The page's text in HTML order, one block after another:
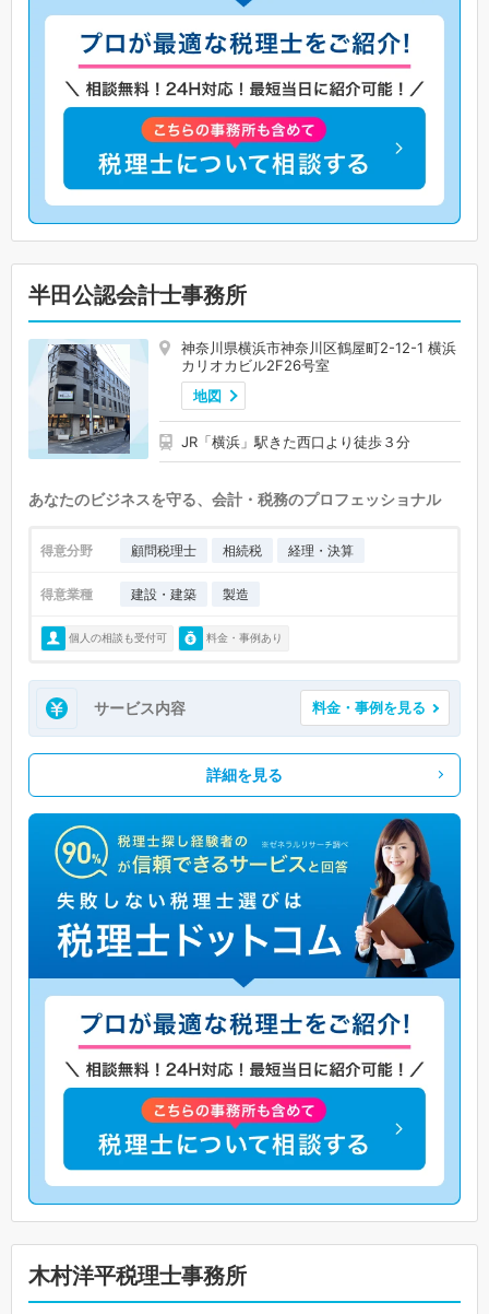
半田公認会計士事務所
神奈川県横浜市神奈川区鶴屋町2-12-1 横浜
カリオカビル2F26号室
地図
JR「横浜」駅きた西口より徒歩３分
あなたのビジネスを守る、会計・税務のプロフェッショナル
得意分野 顧問税理士 相続税 経理・決算
得意業種 建設・建築 製造
個人の相談も受付可 料金・事例あり
サービス内容 料金・事例を見る
詳細を見る
木村洋平税理士事務所